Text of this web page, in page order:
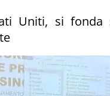
Uniti, si fonda